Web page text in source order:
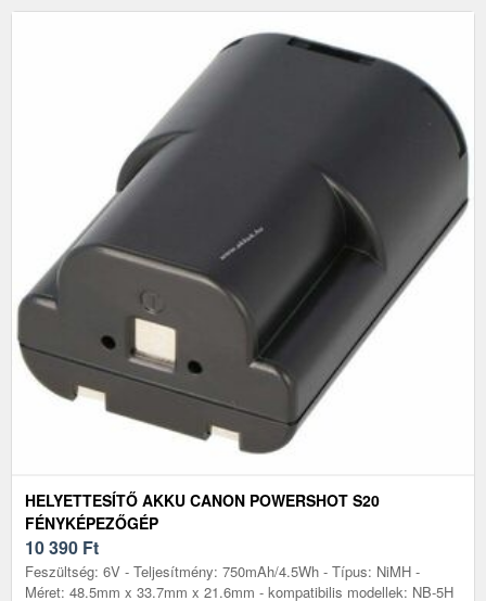
HELYETTESÍTŐ AKKU CANON POWERSHOT S20
FÉNYKÉPEZŐGÉP
10 390 Ft
Feszültség: 6V - Teljesítmény: 750mAh/4.5Wh - Típus: NiMH -
Méret: 48.5mm x 33.7mm x 21.6mm - kompatibilis modellek: NB-5H